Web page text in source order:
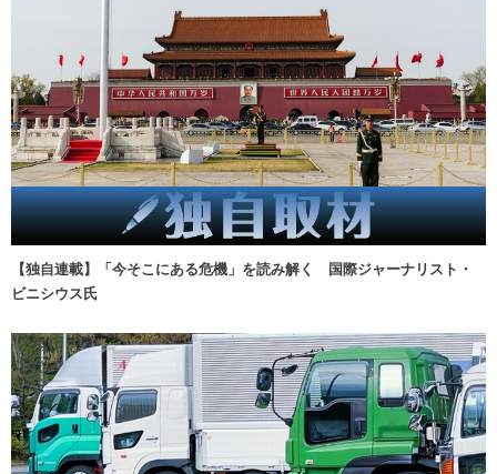
【独自連載】「今そこにある危機」を読み解く 国際ジャーナリスト・
ビニシウス氏